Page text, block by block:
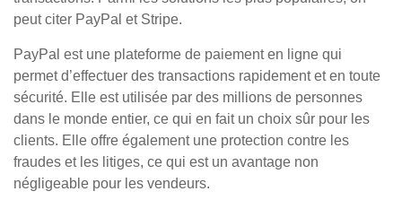
peut citer PayPal et Stripe.
PayPal est une plateforme de paiement en ligne qui
permet d’effectuer des transactions rapidement et en toute
sécurité. Elle est utilisée par des millions de personnes
dans le monde entier, ce qui en fait un choix sûr pour les
clients. Elle offre également une protection contre les
fraudes et les litiges, ce qui est un avantage non
négligeable pour les vendeurs.